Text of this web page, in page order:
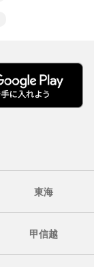
東海
甲信越